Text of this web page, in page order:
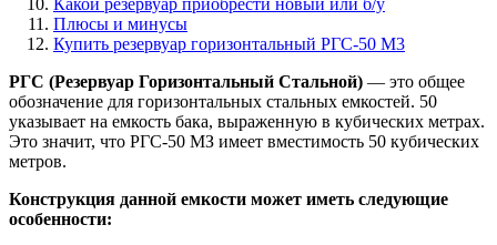
Плюсы и минусы
Купить резервуар горизонтальный РГС-50 М3
РГС (Резервуар Горизонтальный Стальной) — это общее
обозначение для горизонтальных стальных емкостей. 50
указывает на емкость бака, выраженную в кубических метрах.
Это значит, что РГС-50 МЗ имеет вместимость 50 кубических
метров.
Конструкция данной емкости может иметь следующие
особенности: